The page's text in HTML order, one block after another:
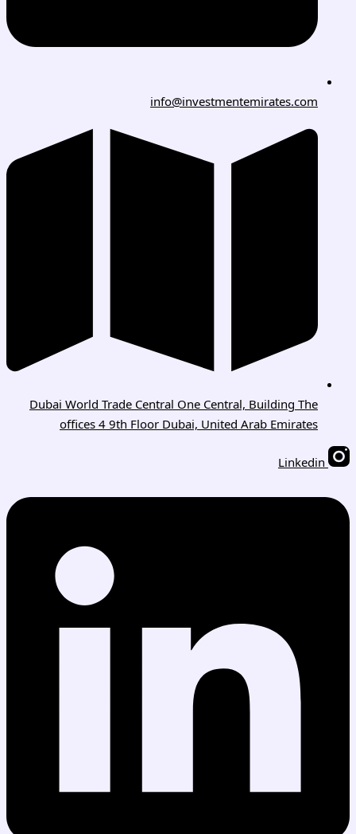
info@investmentemirates.com
Dubai World Trade Central One Central, Building The
offices 4 9th Floor Dubai, United Arab Emirates
Linkedin